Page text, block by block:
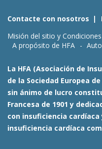
Contacte con nosotros
Misión del sitio y
A propósito de HFA
La HFA (Asociación de
de la Sociedad Europea
sin ánimo de lucro
Francesa de 1901 y
con insuficiencia
insuficiencia cardíaca